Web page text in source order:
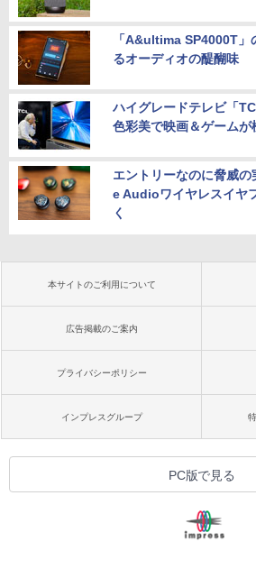
「A&ultima SP4000T」
るオーディオの醍醐味
ハイグレードテレビ「
色彩美で映画＆ゲームが
エントリーなのに脅威
e Audioワイヤレスイヤ
く
本サイトのご利用について
広告掲載のご案内
プライバシーポリシー
インプレスグループ
PC版で見る